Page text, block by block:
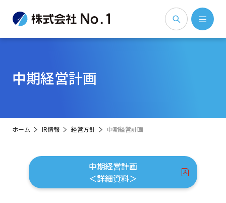
中期経営計画
ホーム IR情報 経営方針 中期経営計画
中期経営計画
＜詳細資料＞